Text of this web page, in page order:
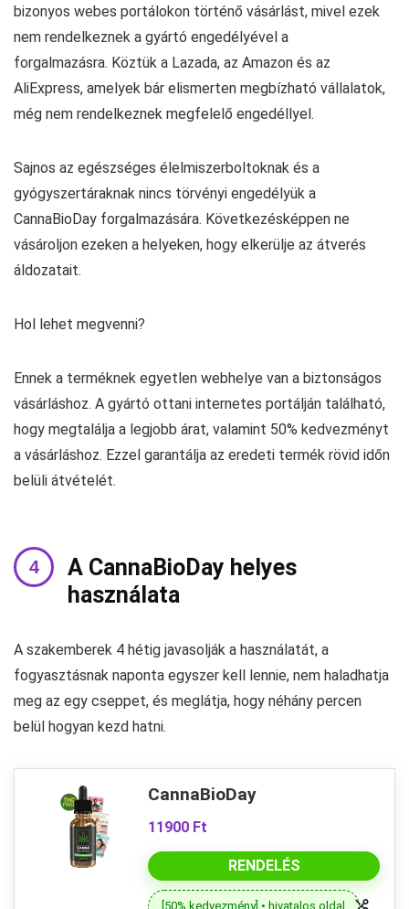
bizonyos webes portálokon történő vásárlást, mivel ezek
nem rendelkeznek a gyártó engedélyével a
forgalmazásra. Köztük a Lazada, az Amazon és az
AliExpress, amelyek bár elismerten megbízható vállalatok,
még nem rendelkeznek megfelelő engedéllyel.
Sajnos az egészséges élelmiszerboltoknak és a
gyógyszertáraknak nincs törvényi engedélyük a
CannaBioDay forgalmazására. Következésképpen ne
vásároljon ezeken a helyeken, hogy elkerülje az átverés
áldozatait.
Hol lehet megvenni?
Ennek a terméknek egyetlen webhelye van a biztonságos
vásárláshoz. A gyártó ottani internetes portálján található,
hogy megtalálja a legjobb árat, valamint 50% kedvezményt
a vásárláshoz. Ezzel garantálja az eredeti termék rövid időn
belüli átvételét.
A CannaBioDay helyes
használata
A szakemberek 4 hétig javasolják a használatát, a
fogyasztásnak naponta egyszer kell lennie, nem haladhatja
meg az egy cseppet, és meglátja, hogy néhány percen
belül hogyan kezd hatni.
CannaBioDay
11900 Ft
RENDELÉS
[50% kedvezmény] • hivatalos oldal